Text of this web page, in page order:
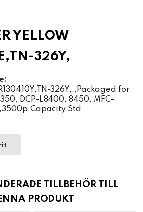
YELLOW
326Y,
326Y,,,Packaged for
DCP-L8400, 8450, MFC-
Std
TILLBEHÖR TILL
PRODUKT